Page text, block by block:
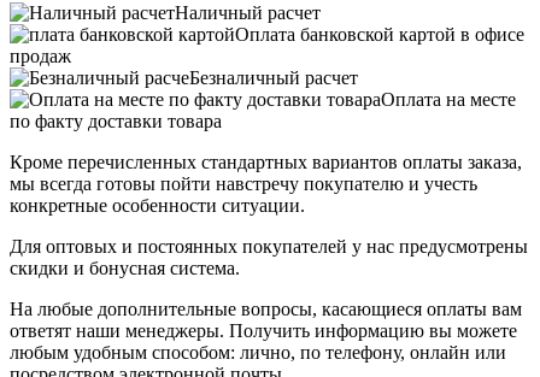
Наличный расчет
Оплата банковской картой в офисе
продаж
Безналичный расчет
Оплата на месте
по факту доставки товара
Кроме перечисленных стандартных вариантов оплаты заказа,
мы всегда готовы пойти навстречу покупателю и учесть
конкретные особенности ситуации.
Для оптовых и постоянных покупателей у нас предусмотрены
скидки и бонусная система.
На любые дополнительные вопросы, касающиеся оплаты вам
ответят наши менеджеры. Получить информацию вы можете
любым удобным способом: лично, по телефону, онлайн или